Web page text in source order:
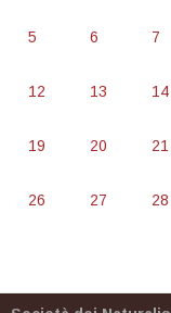
5 6 7
12 13 14
19 20 21
26 27 28